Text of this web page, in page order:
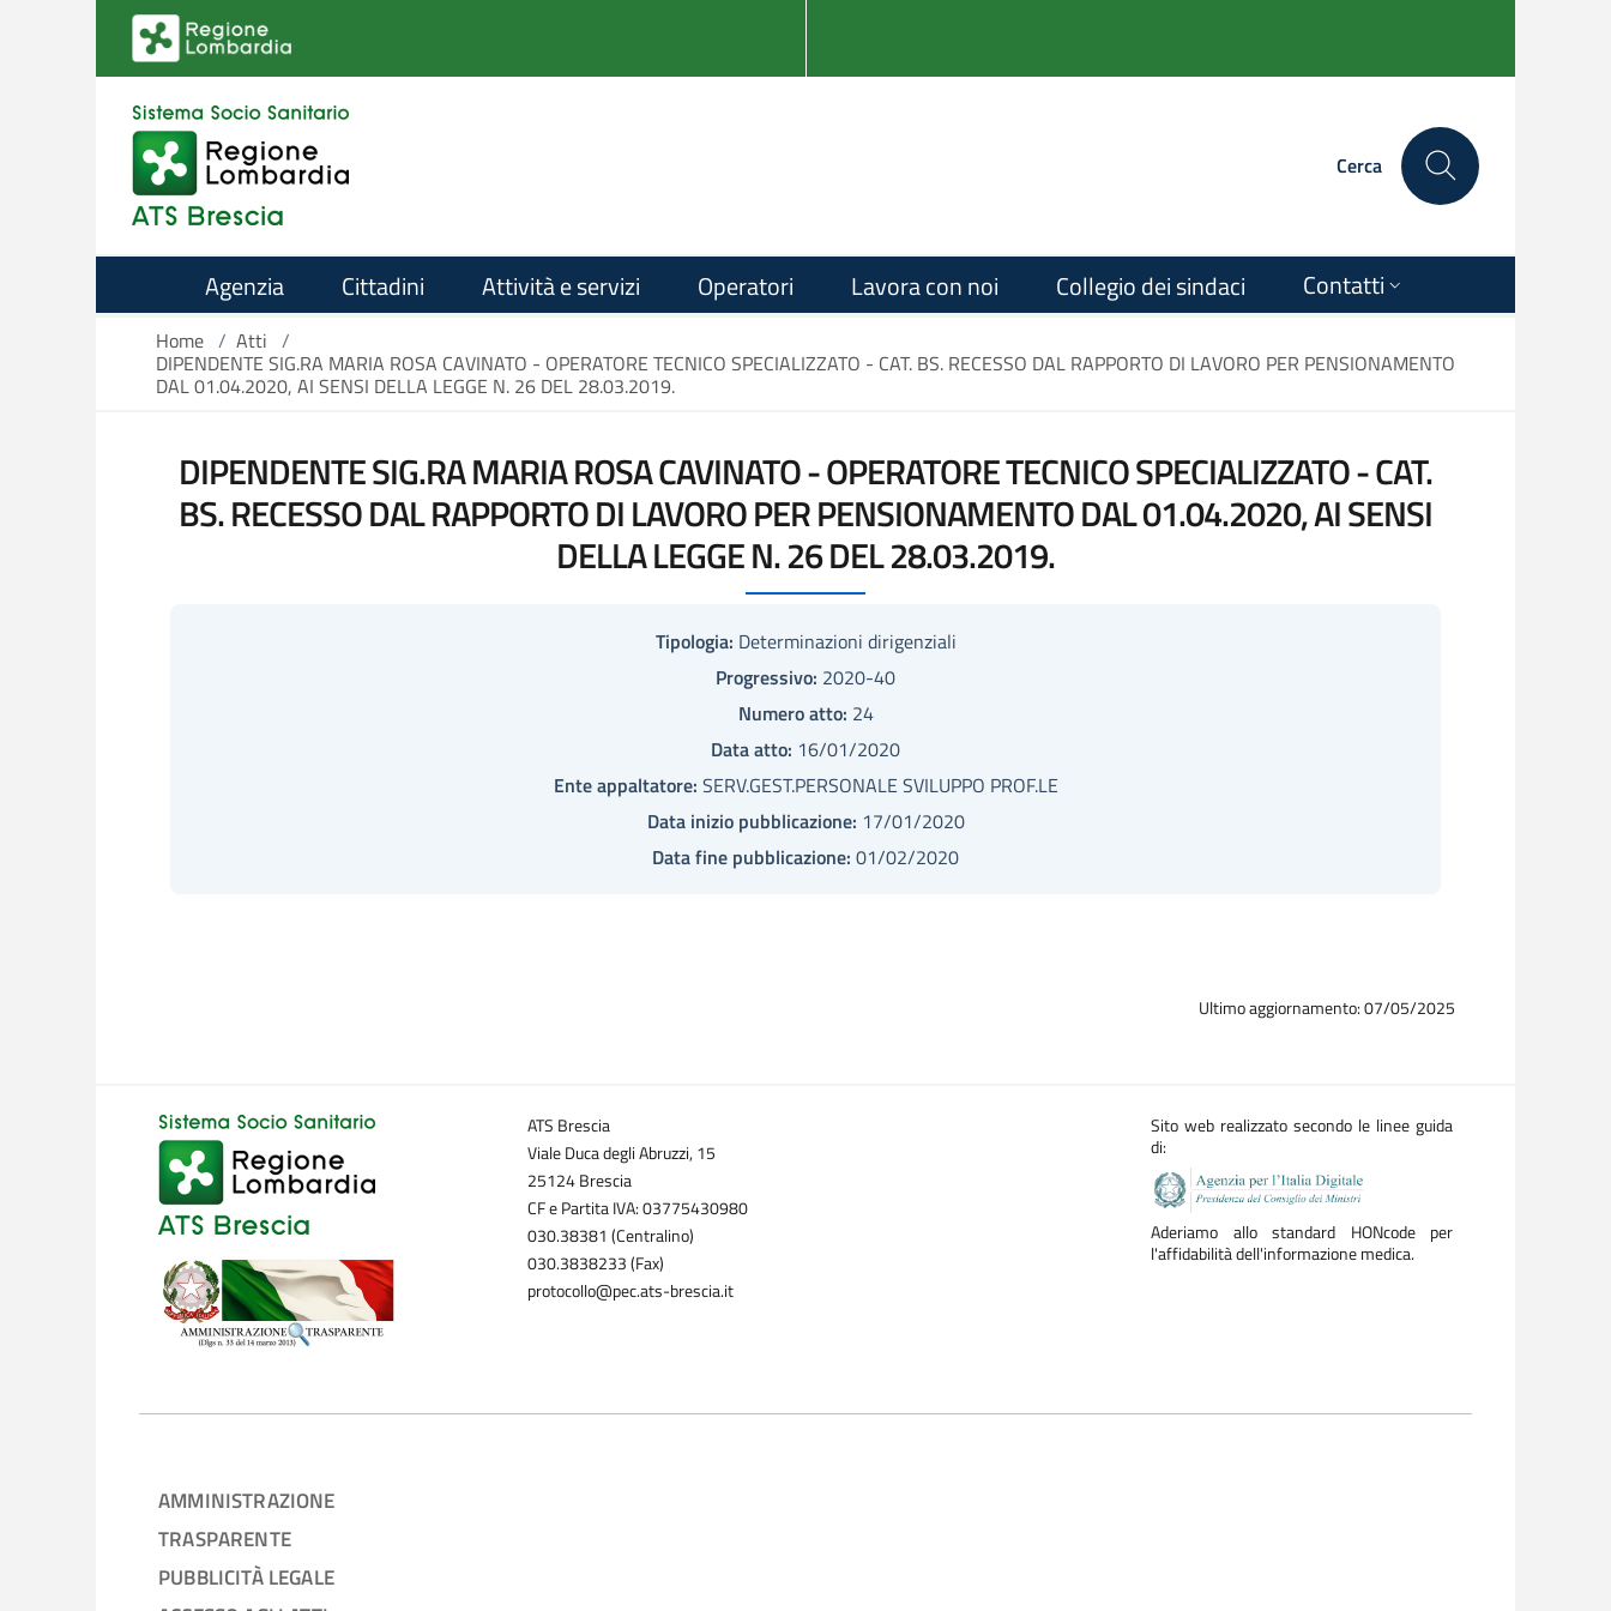
Salta al contenuto principale
Cerca
Agenzia Cittadini Attività e servizi Operatori Lavora con noi Collegio dei sindaci Contatti
Home / Atti /
DIPENDENTE SIG.RA MARIA ROSA CAVINATO - OPERATORE TECNICO SPECIALIZZATO - CAT. BS. RECESSO DAL RAPPORTO DI LAVORO PER PENSIONAMENTO
DAL 01.04.2020, AI SENSI DELLA LEGGE N. 26 DEL 28.03.2019.
DIPENDENTE SIG.RA MARIA ROSA CAVINATO - OPERATORE TECNICO SPECIALIZZATO - CAT.
BS. RECESSO DAL RAPPORTO DI LAVORO PER PENSIONAMENTO DAL 01.04.2020, AI SENSI
DELLA LEGGE N. 26 DEL 28.03.2019.
Tipologia: Determinazioni dirigenziali
Progressivo: 2020-40
Numero atto: 24
Data atto: 16/01/2020
Ente appaltatore: SERV.GEST.PERSONALE SVILUPPO PROF.LE
Data inizio pubblicazione: 17/01/2020
Data fine pubblicazione: 01/02/2020
Ultimo aggiornamento: 07/05/2025
ATS Brescia
Viale Duca degli Abruzzi, 15
25124 Brescia
CF e Partita IVA: 03775430980
030.38381 (Centralino)
030.3838233 (Fax)
protocollo@pec.ats-brescia.it
Sito web realizzato secondo le linee guida
di:
Aderiamo allo standard HONcode per
l'affidabilità dell'informazione medica.
AMMINISTRAZIONE
TRASPARENTE
PUBBLICITÀ LEGALE